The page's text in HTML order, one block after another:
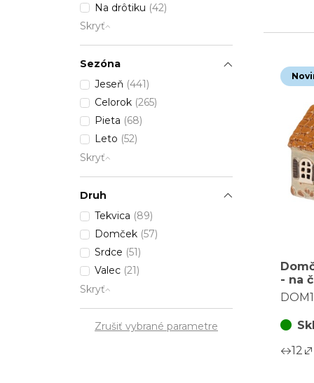
Na drôtiku (42)
Skryť
Sezóna
Jeseň (441)
Celorok (265)
Pieta (68)
Leto (52)
Skryť
Druh
Tekvica (89)
Domček (57)
Srdce (51)
Valec (21)
Skryť
Zrušiť vybrané parametre
- na
12